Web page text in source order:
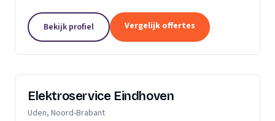
Bekijk profiel Vergelijk offertes
Elektroservice Eindhoven
Uden, Noord-Brabant